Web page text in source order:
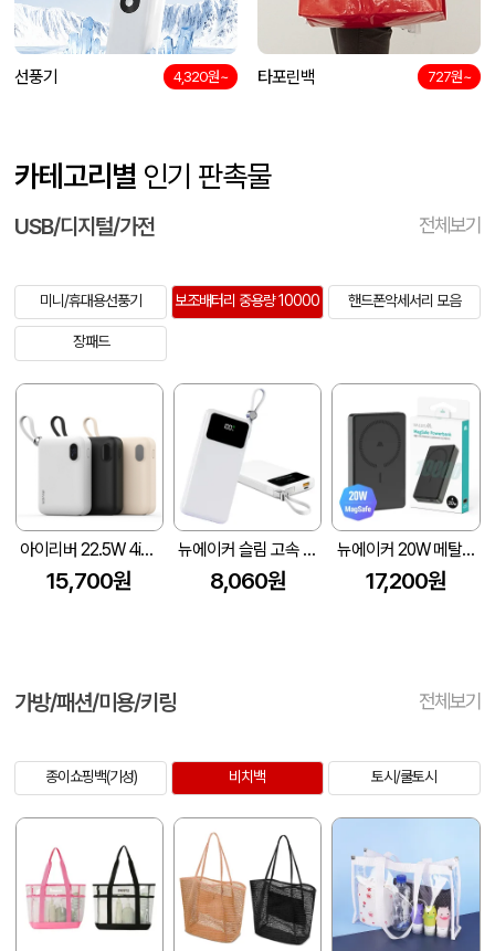
선풍기 4,320원~ 타포린백 727원~
카테고리별 인기 판촉물
USB/디지털/가전 전체보기
미니/휴대용선풍기 보조배터리 중용량 10000 핸드폰악세서리 모음
장패드
아이리버 22.5W 4in1 케이블 일체형 미니 보조배터리 10000mAh
15,700원
뉴에이커 슬림 고속 보조배터리 10000mAh (SM-PBS100C)
8,060원
뉴에이커 20W 메탈 맥세이프 고속충전 보조배터리 10000mAh
17,200원
가방/패션/미용/키링 전체보기
종이쇼핑백(기성) 비치백 토시/쿨토시